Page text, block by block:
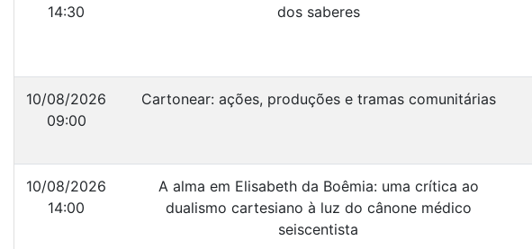
14:30
dos saberes
10/08/2026
09:00
Cartonear: ações, produções e tramas comunitárias
10/08/2026
14:00
A alma em Elisabeth da Boêmia: uma crítica ao
dualismo cartesiano à luz do cânone médico
seiscentista